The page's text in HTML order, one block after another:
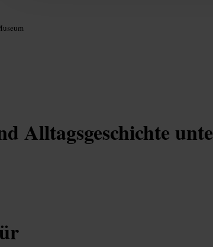
Alltagsgeschichte